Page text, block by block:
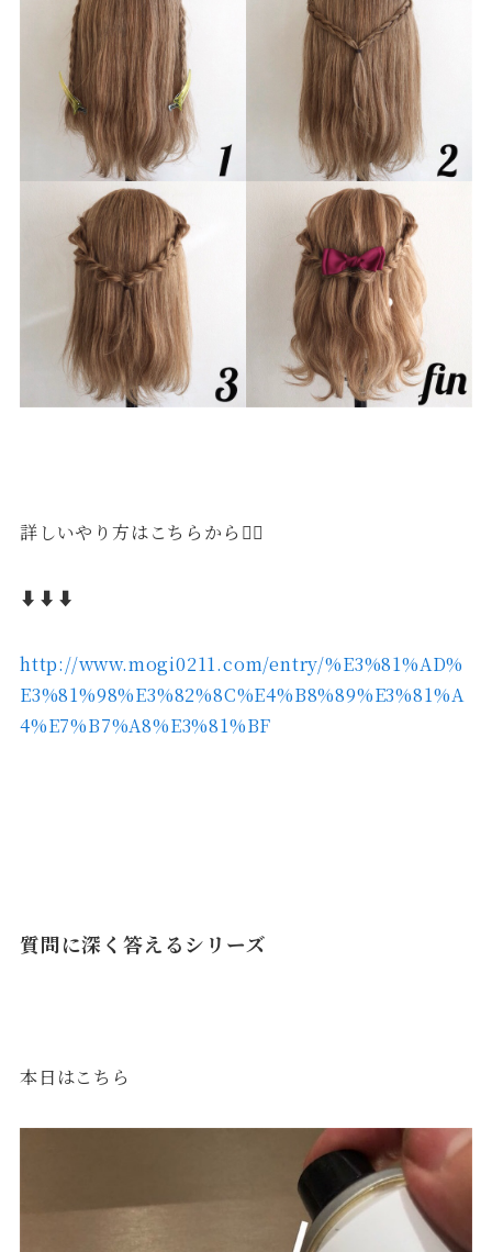
詳しいやり方はこちらから💁‍♂️
⬇︎⬇︎⬇︎
http://www.mogi0211.com/entry/%E3%81%AD%
E3%81%98%E3%82%8C%E4%B8%89%E3%81%A
4%E7%B7%A8%E3%81%BF
質問に深く答えるシリーズ
本日はこちら